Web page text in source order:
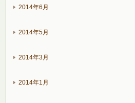
2014年6月
2014年5月
2014年3月
2014年1月